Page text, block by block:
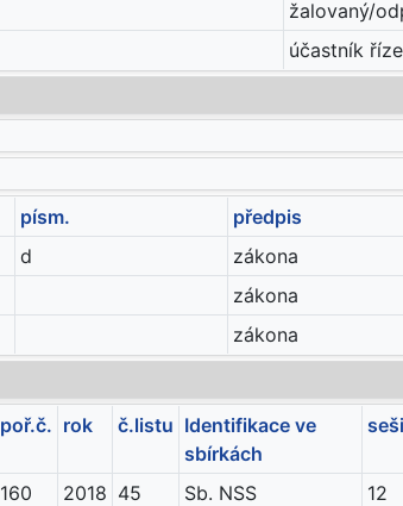
žalovaný/
účastník
písm. předpis
d zákona
zákona
zákona
poř.č. rok č.listu Identifikace ve
sbírkách
160 2018 45 Sb. NSS 12